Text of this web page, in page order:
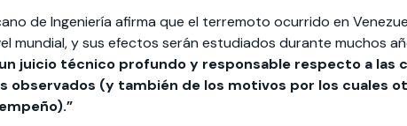
de Ingeniería afirma que el terremoto ocurrido en
mundial, y sus efectos serán estudiados durante muchos
juicio técnico profundo y responsable respecto a las
observados (y también de los motivos por los cuales